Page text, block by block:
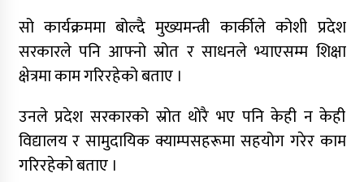
सो कार्यक्रममा बोल्दै मुख्यमन्त्री कार्कीले कोशी प्रदेश
सरकारले पनि आफ्नो स्रोत र साधनले भ्याएसम्म शिक्षा
क्षेत्रमा काम गरिरहेको बताए ।
उनले प्रदेश सरकारको स्रोत थोरै भए पनि केही न केही
विद्यालय र सामुदायिक क्याम्पसहरूमा सहयोग गरेर काम
गरिरहेको बताए ।